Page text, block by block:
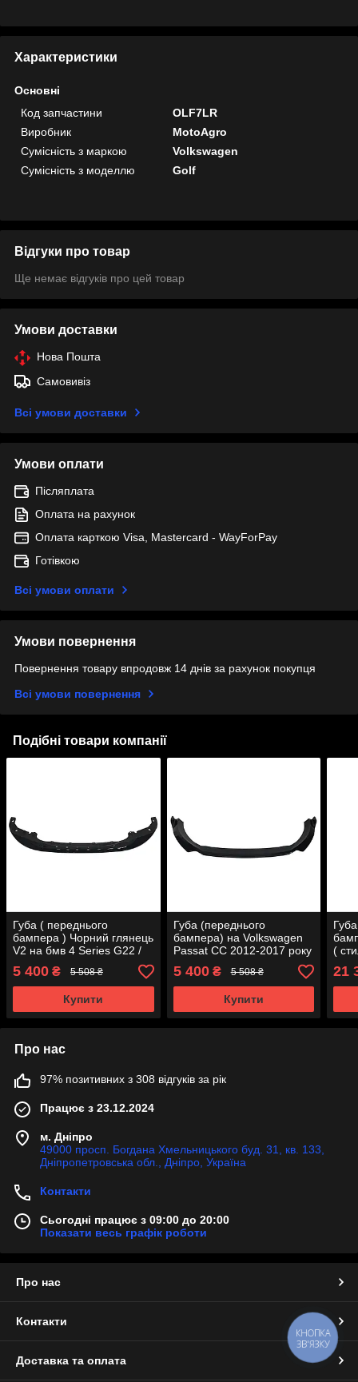
Характеристики
Основні
Код запчастини
OLF7LR
Виробник
MotoAgro
Сумісність з маркою
Volkswagen
Сумісність з моделлю
Golf
Відгуки про товар
Ще немає відгуків про цей товар
Умови доставки
Нова Пошта
Самовивіз
Всі умови доставки
Умови оплати
Післяплата
Оплата на рахунок
Оплата карткою Visa, Mastercard - WayForPay
Готівкою
Всі умови оплати
Умови повернення
Повернення товару впродовж 14 днів за рахунок покупця
Всі умови повернення
Подібні товари компанії
Губа ( переднього
бампера ) Чорний глянець
V2 на бмв 4 Series G22 /
G23 2020-2024 року
5 400 ₴ 5 508 ₴
Купити
Губа (переднього
бампера) на Volkswagen
Passat CC 2012-2017 року
5 400₴ 5 508 ₴
Купити
(
21
Про нас
97% позитивних з 308 відгуків за рік
Працює з 23.12.2024
м. Дніпро
49000 просп. Богдана Хмельницького буд. 31, кв. 133,
Дніпропетровська обл., Дніпро, Україна
Контакти
Сьогодні працює з 09:00 до 20:00
Показати весь графік роботи
Про нас
Контакти
Доставка та оплата
КНОПКА
ЗВ'ЯЗКУ